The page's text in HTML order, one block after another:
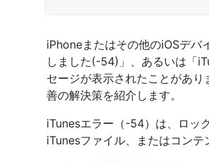
iPhoneまたはその他のiOSデ
しました(-54)」、あるいは「
セージが表示されたことがあ
善の解決策を紹介します。
iTunesエラー（-54）は、ロッ
iTunesファイル、またはコン